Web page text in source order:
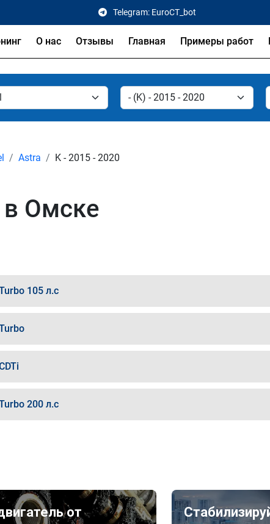
Telegram: EuroCT_bot
О нас Отзывы Главная Примеры работ
Astra K - 2015 - 2020
в Омске
105 л.с
200 л.с
от